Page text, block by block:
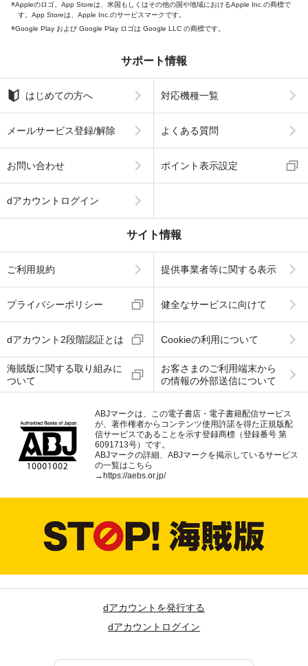
Appleのロゴ、App Storeは、米国もしくはその他の国や地域におけるApple Inc.の商標で
す。App Storeは、Apple Inc.のサービスマークです。
Google Play および Google Play ロゴは Google LLC の商標です。
サポート情報
はじめての方へ 対応機種一覧
メールサービス登録/解除 よくある質問
お問い合わせ ポイント表示設定
dアカウントログイン
サイト情報
ご利用規約 提供事業者等に関する表示
プライバシーポリシー 健全なサービスに向けて
dアカウント2段階認証とは Cookieの利用について
海賊版に関する取り組みに
ついて
お客さまのご利用端末から
の情報の外部送信について
ABJマークは、この電子書店・電子書籍配信サービス
が、著作権者からコンテンツ使用許諾を得た正規版配
信サービスであることを示す登録商標（登録番号 第
6091713号）です。
ABJマークの詳細、ABJマークを掲示しているサービス
の一覧はこちら
→ https://aebs.or.jp/
dアカウントを発行する
dアカウントログイン